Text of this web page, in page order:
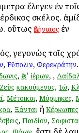
ἔλεγεν ἐν
σκέλος.
οὕτως Ἀθήναιος ἐν
γεγονὼς τοῖς
, Εὔπολιν, Φερεκράτην
, Ἀφ’ ἱέρων, ,
Ζεὺς κακούμενος, Ἰώ,
, Μέτοικοι, Μύρμηκες,
, Ξάνται ἢ Κέρκωπες
, Παιδίον,